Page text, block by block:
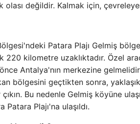
olası değildir. Kalmak için,
Patara Plajı Gelmiş
220 kilometre uzaklıktadır. Özel
Antalya'nın merkezine
bölgesini geçtikten sonra,
Bu nedenle Gelmiş köyüne
Plajı'na ulaşıldı.